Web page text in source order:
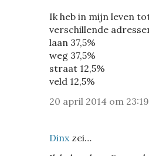
Ik heb in mijn leven
verschillende
laan 37,5%
weg 37,5%
straat 12,5%
veld 12,5%
20 april 2014 om 23:19
Dinxzei…